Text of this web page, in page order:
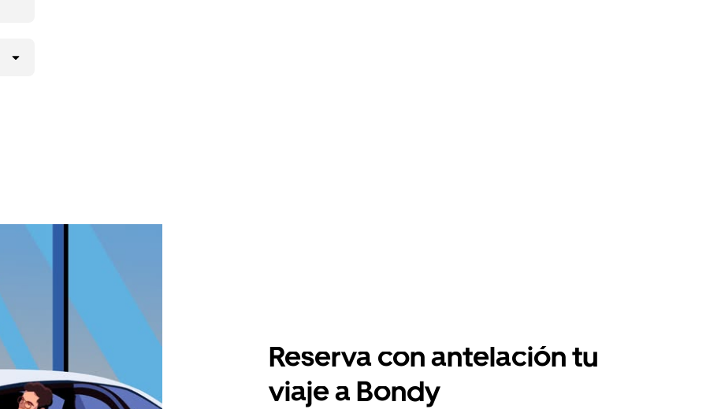
Reserva con antelación tu
viaje a Bondy